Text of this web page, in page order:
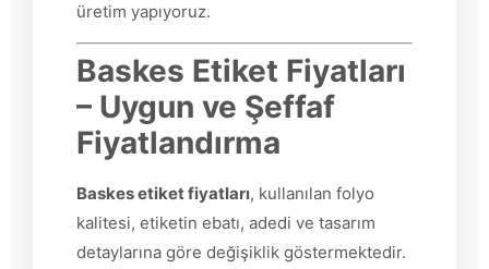
üretim yapıyoruz.
Baskes Etiket Fiyatları
– Uygun ve Şeffaf
Fiyatlandırma
Baskes etiket fiyatları, kullanılan folyo
kalitesi, etiketin ebatı, adedi ve tasarım
detaylarına göre değişiklik göstermektedir.